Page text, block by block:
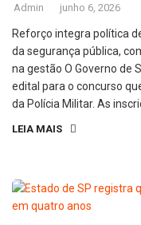
Admin junho 6, 2026
Reforço integra política
da segurança pública,
na gestão O Governo de
edital para o concurso
da Polícia Militar. As
LEIA MAIS